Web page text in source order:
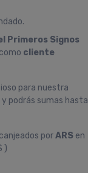
Primeros Signos
como cliente
para nuestra
podrás sumas hasta
porARS en
)